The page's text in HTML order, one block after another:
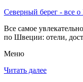
Северный берег - все
Все самое
по Швеции: отели,
Меню
Читать далее